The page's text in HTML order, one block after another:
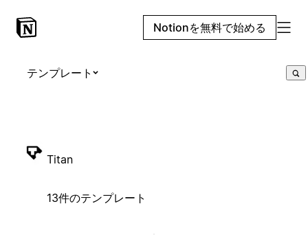
Notionを無料で始める
テンプレート
Titan
13件のテンプレート